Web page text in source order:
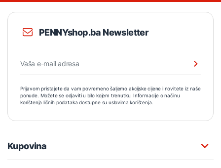
PENNYshop.ba Newsletter
Prijavom pristajete da vam povremeno šaljemo akcijske cijene i novitete iz naše
ponude. Možete se odjaviti u bilo kojem trenutku. Informacije o načinu
korištenja ličnih podataka dostupne su uslovima korištenja.
Kupovina